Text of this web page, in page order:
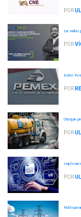
POR
Las
POR
Debe
POR
Otorgan
POR
POR
Publican